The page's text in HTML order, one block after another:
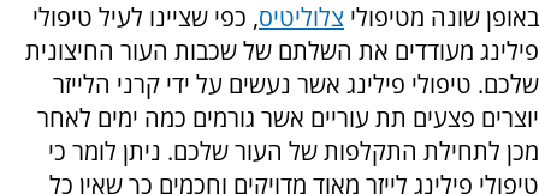
באופן שונה מטיפולי צלוליטיס, כפי שציינו לעיל טיפולי
פילינג מעודדים את השלתם של שכבות העור החיצונית
שלכם. טיפולי פילינג אשר נעשים על ידי קרני הלייזר
יוצרים פצעים תת עוריים אשר גורמים כמה ימים לאחר
מכן לתחילת התקלפות של העור שלכם. ניתן לומר כי
טיפולי פילינג לייזר מאוד מדויקים וחכמים כך שאין כל